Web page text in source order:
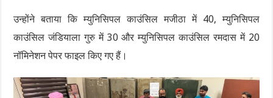
उन्होंने बताया कि म्युनिसिपल काउंसिल मजीठा में 40, म्युनिसिपल
काउंसिल जंडियाला गुरु में 30 और म्युनिसिपल काउंसिल रमदास में 20
नॉमिनेशन पेपर फाइल किए गए हैं।